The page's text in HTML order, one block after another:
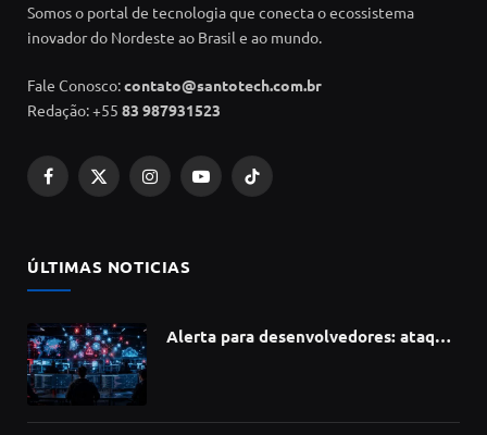
Somos o portal de tecnologia que conecta o ecossistema
inovador do Nordeste ao Brasil e ao mundo.
Fale Conosco:contato@santotech.com.br
Redação: +55 83 987931523
Facebook
X
InstagramYouTubeTikTok
ÚLTIMAS NOTICIAS
Alerta para desenvolvedores: ataque